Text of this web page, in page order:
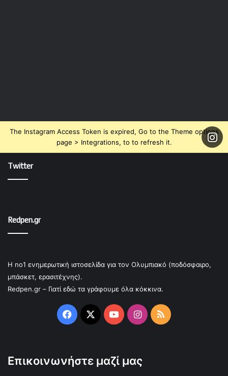
The Instagram Access Token is expired, Go to the Theme options
page > Integrations, to to refresh it.
Twitter
Redpen.gr
Η no1 ενημερωτική ιστοσελίδα για τον Ολυμπιακό (ποδόσφαιρο,
μπάσκετ, ερασιτέχνης).
Redpen.gr – Γιατί εδώ τα γράφουμε όλα κόκκινα.
Facebook
X YouTubeInstagram
RSS
Επικοινωνήστε μαζί μας